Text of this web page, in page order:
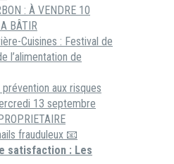
: À VENDRE 10
BÂTIR
Cuisines : Festival de
l’alimentation de
aux risques
13 septembre
frauduleux 📧
satisfaction : Les